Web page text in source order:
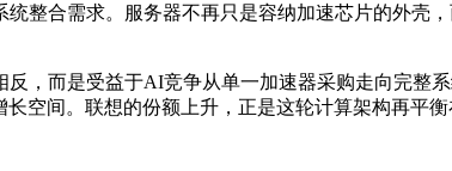
整合需求。服务器不再只是容纳加速芯片的外壳
，而是受益于AI竞争从单一加速器采购走向完整
空间。联想的份额上升，正是这轮计算架构再平衡